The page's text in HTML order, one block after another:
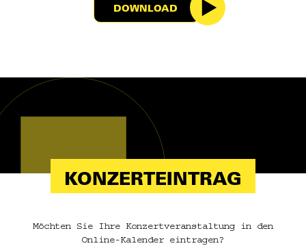
DOWNLOAD
KONZERTEINTRAG
Möchten Sie Ihre Konzertveranstaltung in den
Online-Kalender eintragen?